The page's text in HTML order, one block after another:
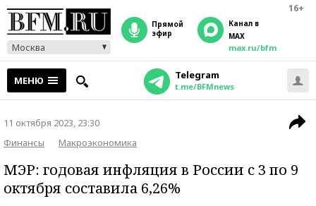
16+
Москва
прямой
эфир
Канал в
MAX
max.ru/bfm
МЕНЮ Telegram
t.me/BFMnews
11 октября 2023, 23:30
Финансы
Макроэкономика
МЭР: годовая инфляция в России с 3 по 9
октября составила 6,26%